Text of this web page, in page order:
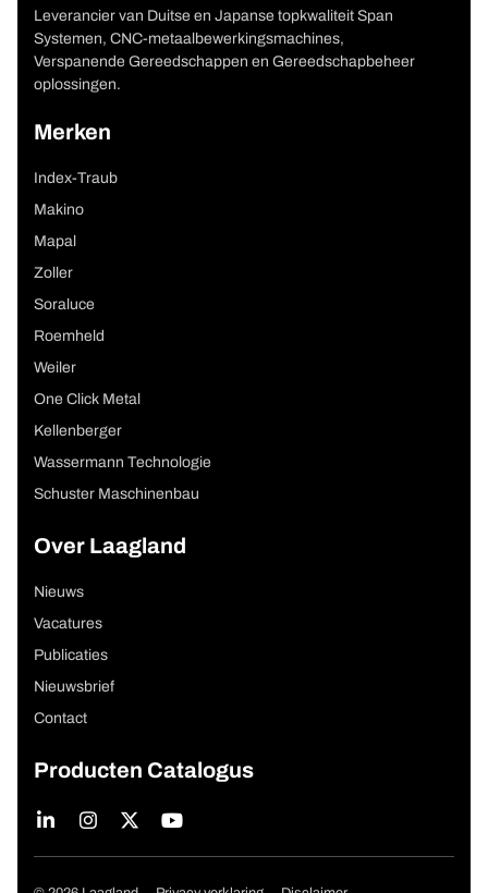
Leverancier van Duitse en Japanse topkwaliteit Span
Systemen, CNC-metaalbewerkingsmachines,
Verspanende Gereedschappen en Gereedschapbeheer
oplossingen.
Merken
Index-Traub
Makino
Mapal
Zoller
Soraluce
Roemheld
Weiler
One Click Metal
Kellenberger
Wassermann Technologie
Schuster Maschinenbau
Over Laagland
Nieuws
Vacatures
Publicaties
Nieuwsbrief
Contact
Producten Catalogus